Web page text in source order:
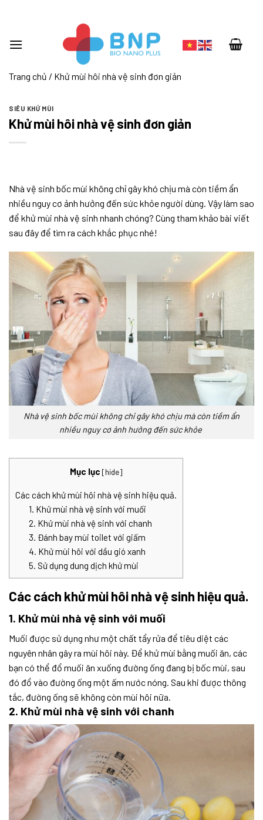
Trang chủ / Khử mùi hôi nhà vệ sinh đơn giản
SIÊU KHỬ MÙI
Khử mùi hôi nhà vệ sinh đơn giản
Nhà vệ sinh bốc mùi không chỉ gây khó chịu mà còn tiềm ẩn
nhiều nguy cơ ảnh hưởng đến sức khỏe người dùng. Vậy làm sao
để khử mùi nhà vệ sinh nhanh chóng? Cùng tham khảo bài viết
sau đây để tìm ra cách khắc phục nhé!
Nhà vệ sinh bốc mùi không chỉ gây khó chịu mà còn tiềm ẩn
nhiều nguy cơ ảnh hưởng đến sức khỏe
Mục lục [hide]
Các cách khử mùi hôi nhà vệ sinh hiệu quả.
1. Khử mùi nhà vệ sinh với muối
2. Khử mùi nhà vệ sinh với chanh
3. Đánh bay mùi toilet với giấm
4. Khử mùi hôi với dầu gió xanh
5. Sử dụng dung dịch khử mùi
Các cách khử mùi hôi nhà vệ sinh hiệu quả.
1. Khử mùi nhà vệ sinh với muối
Muối được sử dụng như một chất tẩy rửa để tiêu diệt các
nguyên nhân gây ra mùi hôi này. Để khử mùi bằng muối ăn, các
bạn có thể đổ muối ăn xuống đường ống đang bị bốc mùi, sau
đó đổ vào đường ống một ấm nước nóng. Sau khi được thông
tắc, đường ống sẽ không còn mùi hôi nữa.
2. Khử mùi nhà vệ sinh với chanh